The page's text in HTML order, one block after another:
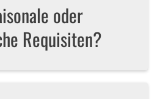
oder
Requisiten?